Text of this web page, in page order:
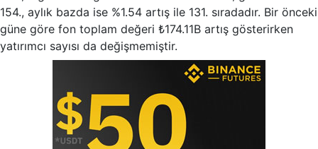
154., aylık bazda ise %1.54 artış ile 131. sıradadır. Bir önceki
güne göre fon toplam değeri ₺174.11B artış gösterirken
yatırımcı sayısı da değişmemiştir.